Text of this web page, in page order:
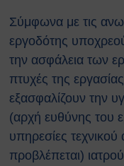
Σύμφωνα με τις
εργοδότης
την ασφάλεια των
πτυχές της
εξασφαλίζουν την
(αρχή ευθύνης του
υπηρεσίες
προβλέπεται)